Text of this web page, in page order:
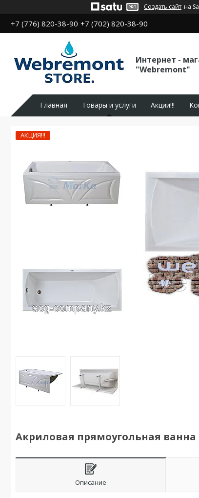
Создать сайт на
+7 (776) 820-38-90 +7 (702) 820-38-90
Интернет -
"Webremont"
Главная Товары и услуги Акции!!!
АКЦИЯ!!!
Акриловая прямоугольная ванна
Описание